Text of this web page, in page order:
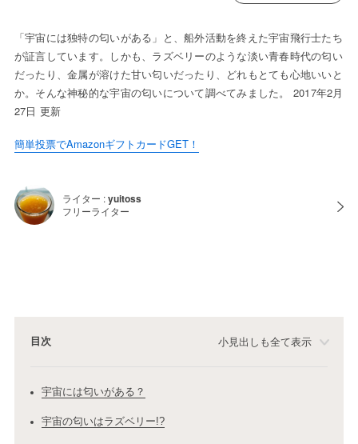
「宇宙には独特の匂いがある」と、船外活動を終えた宇宙飛行士たち
が証言しています。しかも、ラズベリーのような淡い青春時代の匂い
だったり、金属が溶けた甘い匂いだったり、どれもとても心地いいと
か。そんな神秘的な宇宙の匂いについて調べてみました。 2017年2月
27日 更新
簡単投票でAmazonギフトカードGET！
ライター :yuitoss
フリーライター
目次 小見出しも全て表示
宇宙には匂いがある？
宇宙の匂いはラズベリー!?